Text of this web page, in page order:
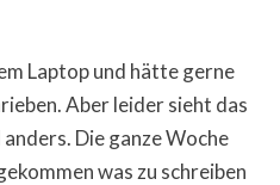
Laptop und hätte gerne
Aber leider sieht das
Die ganze Woche
was zu schreiben